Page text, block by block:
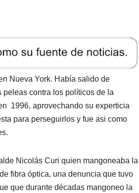
Nueva York. Había salido de
peleas contra los políticos de la
1996, aprovechando su experticia
para perseguirlos y fue asi como
Nicolás Curi quien mangoneaba la
fibra óptica, una denuncia que tuvo
que durante décadas mangoneo la